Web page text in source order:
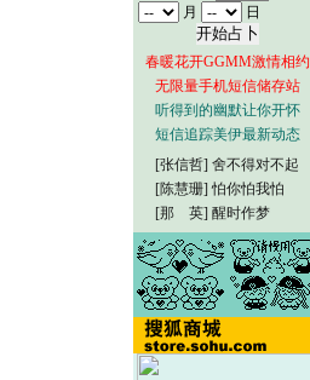
月
日
春暖花开GGMM激情相约
无限量手机短信储存站
听得到的幽默让你开怀
短信追踪美伊最新动态
[张信哲] 舍不得对不起
[陈慧珊] 怕你怕我怕
[那 英] 醒时作梦